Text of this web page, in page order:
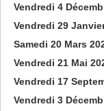
Vendredi 4
Vendredi 29
Samedi 20 Mars
Vendredi 21 Mai
Vendredi 17
Vendredi 3